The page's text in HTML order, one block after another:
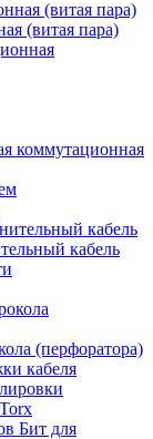
(витая пара)
коммутационная
кабель
(перфоратора)
кабеля
Бит для